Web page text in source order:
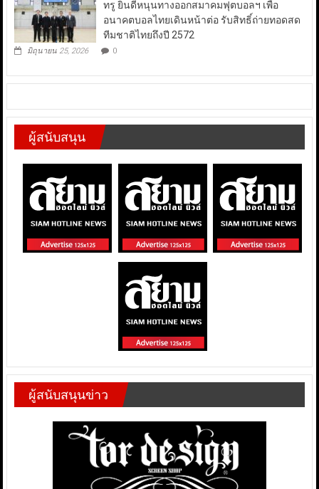
ทรู ยินดีหนุนทางออกสมาคมฟุตบอลฯ เพื่อ
อนาคตบอลไทยเดินหน้าต่อ รับสิทธิ์ถ่ายทอดสด
ทีมชาติไทยถึงปี 2572
มิถุนายน 25, 2026 0
ผู้สนับสนุน
ผู้สนับสนุนข่าว